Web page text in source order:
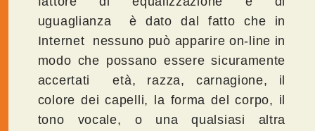
uguaglianza è dato dal fatto che in
Internet nessuno può apparire on-line in
modo che possano essere sicuramente
accertati età, razza, carnagione, il
colore dei capelli, la forma del corpo, il
tono vocale, o una qualsiasi altra